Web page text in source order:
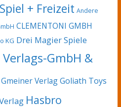
+ Freizeit Andere
CLEMENTONI GMBH
KG Drei Magier Spiele
GmbH &
Gmeiner VerlagGoliath Toys
Hasbro